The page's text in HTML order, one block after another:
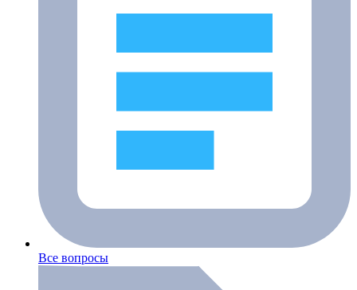
Все вопросы